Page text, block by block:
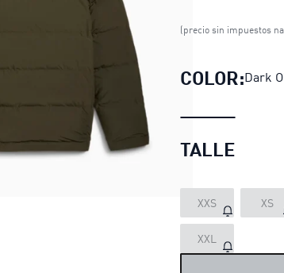
(precio sin impuestos
COLOR:Dark
TALLE
XXS XS
XXL